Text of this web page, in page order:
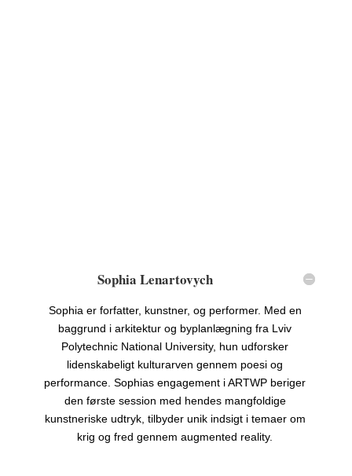
Sophia Lenartovych
Sophia er forfatter, kunstner, og performer. Med en
baggrund i arkitektur og byplanlægning fra Lviv
Polytechnic National University, hun udforsker
lidenskabeligt kulturarven gennem poesi og
performance. Sophias engagement i ARTWP beriger
den første session med hendes mangfoldige
kunstneriske udtryk, tilbyder unik indsigt i temaer om
krig og fred gennem augmented reality.